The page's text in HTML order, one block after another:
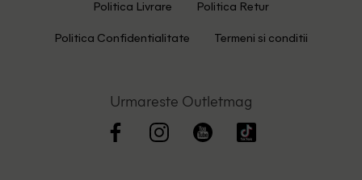
Politica Livrare Politica Retur
Politica Confidentialitate Termeni si conditii
Urmareste Outletmag